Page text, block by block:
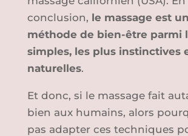
conclusion, le massage est
méthode de bien-être parmi
simples, les plus instinctives
naturelles.
Et donc, si le massage fait
bien aux humains, alors
pas adapter ces techniques